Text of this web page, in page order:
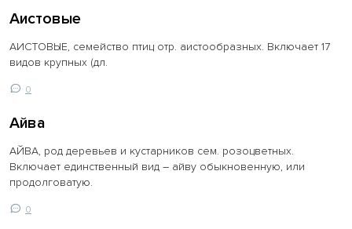
Аистовые
АИСТОВЫЕ, семейство птиц отр. аистообразных. Включает 17
видов крупных (дл.
0
Айва
АЙВА, род деревьев и кустарников сем. розоцветных.
Включает единственный вид – айву обыкновенную, или
продолговатую.
0